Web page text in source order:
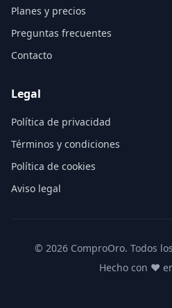
Planes y precios
Preguntas frecuentes
Contacto
Legal
Política de privacidad
Términos y condiciones
Política de cookies
Aviso legal
© 2026 ComproOro. Todos
Hecho con ❤️